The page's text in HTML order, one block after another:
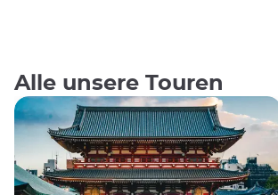
Alle unsere Touren